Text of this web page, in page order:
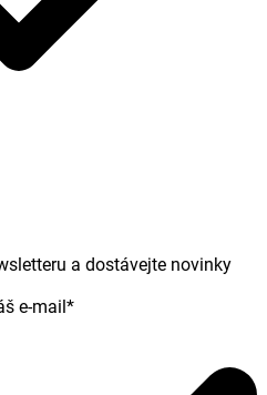
a dostávejte novinky
e-mail*